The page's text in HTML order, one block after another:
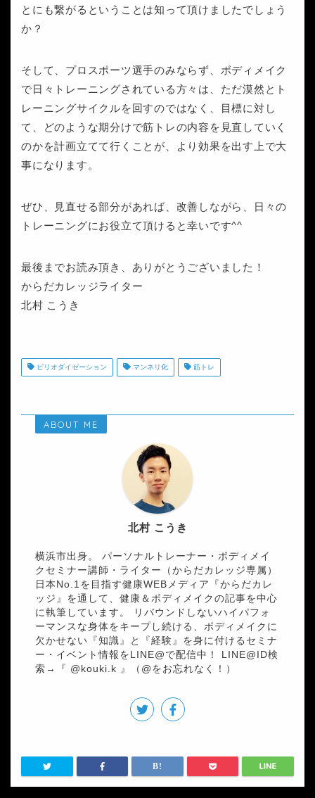
とにも繋がるということは知って頂けましたでしょう
か？
そして、プロスポーツ選手のみならず、ボディメイク
で日々トレーニングされている方々は、ただ漠然とト
レーニングサイクルを回すのではなく、目標に対し
て、どのような期分けで筋トレの内容を見直していく
のかを計画立てて行くことが、より効果を出す上で大
事になります。
ぜひ、見直せる部分があれば、改善しながら、日々の
トレーニングにお役立て頂けると幸いです^^
最後までお読み頂き、ありがとうございました！
からだカレッジライター
北村 こうき
ピリオダイゼーション マンネリ化 筋トレ
ABOUT ME
北村 こうき
横浜市出身。 パーソナルトレーナー・ボディメイ
クセミナー講師・ライター（からだカレッジ専属）
日本No.1を目指す健康WEBメディア『からだカレ
ッジ』を通して、健康＆ボディメイクの記事を中心
に執筆しています。 リバウンドしないハイパフォ
ーマンスな身体をキープし続ける、ボディメイクに
欠かせない『知識』と『経験』を身に付けるセミナ
ー・イベント情報をLINE@で配信中！ LINE@ID検
索→『 @kouki.k 』（@をお忘れなく！）